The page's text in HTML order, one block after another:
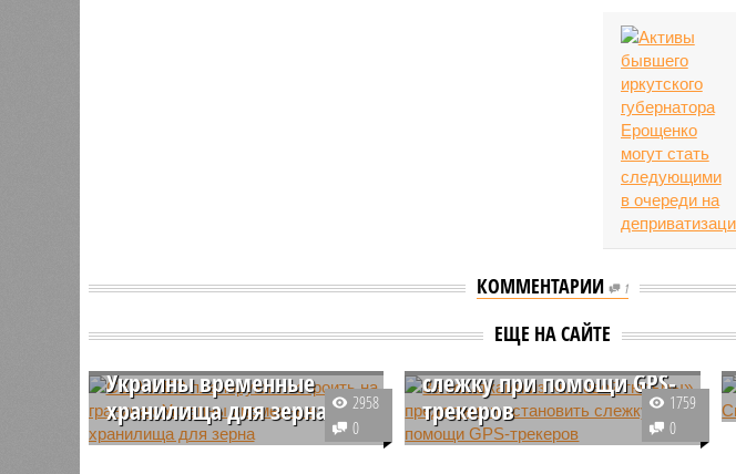
КОММЕНТАРИИ 1
ЕЩЕ НА САЙТЕ
США и ЕС планируют
Украины временные
хранилища для зерна
Соединенные Штаты и Евросоюз
2958
0
За косатками из
«китовой тюрьмы»
предложили установить
слежку при помощи GPS-
трекеров
За косатками, находящимися в
1759
0